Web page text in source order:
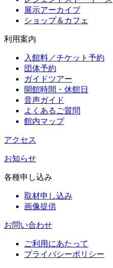
展示アーカイブ
ショップ＆カフェ
利用案内
入館料／チケット予約
団体予約
ガイドツアー
開館時間・休館日
音声ガイド
よくあるご質問
館内マップ
アクセス
お知らせ
各種申し込み
取材申し込み
画像提供
お問い合わせ
ご利用にあたって
プライバシーポリシー